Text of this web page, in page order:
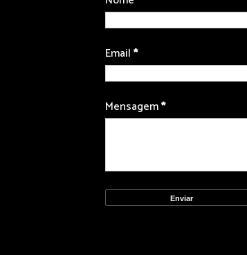
Email*
Mensagem*